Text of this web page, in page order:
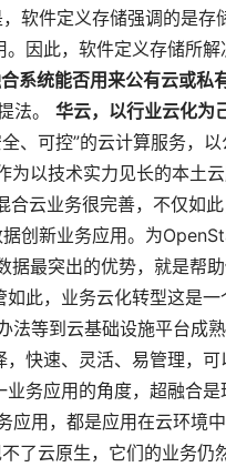
软件定义存储强调的是存
因此，软件定义存储所
系统能否用来公有云或私
法。 华云，以行业云化为
、可控”的云计算服务，
为以技术实力见长的本土
云业务很完善，不仅如
创新业务应用。为
最突出的优势，就是帮
此，业务云化转型这是
法等到云基础设施平台成
快速、灵活、易管理，
务应用的角度，超融合
应用，都是应用在云环境
了云原生，它们的业务仍